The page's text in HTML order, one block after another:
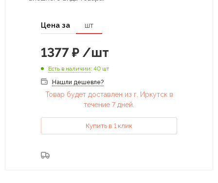
Цена за шт
1377 ₽ /шт
Есть в наличии: 40 шт
Нашли дешевле?
Товар будет доставлен из г. Иркутск в
течение 7 дней.
Купить в 1 клик